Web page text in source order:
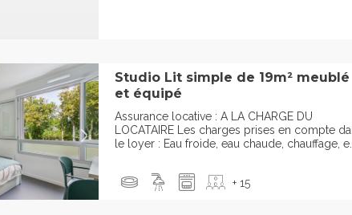
Studio Lit simple de 19m² meublé
et équipé
Assurance locative : A LA CHARGE DU
LOCATAIRE Les charges prises en compte
le loyer : Eau froide, eau chaude, chauffage, e...
+ 15